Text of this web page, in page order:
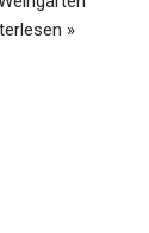
»